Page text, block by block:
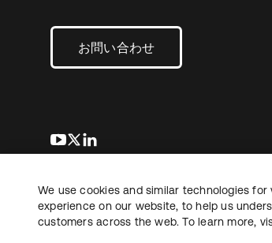
お問い合わせ
新しいタブで開く
新しいタブで開く
Copyright © 2026 Okta. All rights reserved.
We use cookies and similar technologies
experience on our website, to help us
customers across the web. To learn more,